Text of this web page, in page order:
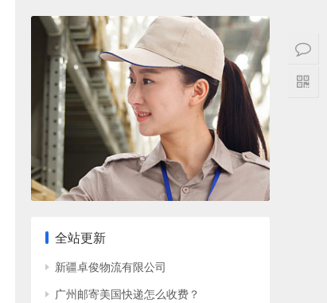
全站更新
新疆卓俊物流有限公司
广州邮寄美国快递怎么收费？